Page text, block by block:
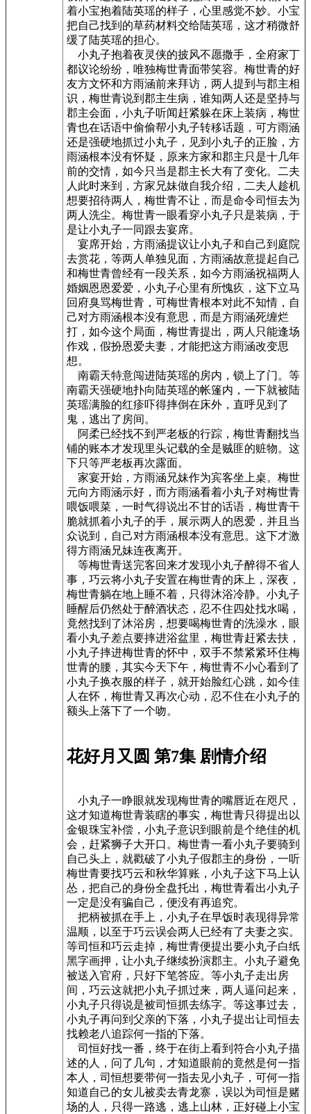
着小宝抱着陆英瑶的样子，心里感觉不妙。小宝
把自己找到的草药材料交给陆英瑶，这才稍微舒
缓了陆英瑶的担心。
小丸子抱着夜灵侠的披风不愿撒手，全府家丁
都议论纷纷，唯独梅世青面带笑容。梅世青的好
友方文怀和方雨涵前来拜访，两人提到与郡主相
识，梅世青说到郡主生病，谁知两人还是坚持与
郡主会面，小丸子听闻赶紧躲在床上装病，梅世
青也在话语中偷偷帮小丸子转移话题，可方雨涵
还是强硬地抓过小丸子，见到小丸子的正脸，方
雨涵根本没有怀疑，原来方家和郡主只是十几年
前的交情，如今只当是郡主长大有了变化。二夫
人此时来到，方家兄妹做自我介绍，二夫人趁机
想要招待两人，梅世青不让，而是命令司恒去为
两人洗尘。梅世青一眼看穿小丸子只是装病，于
是让小丸子一同跟去宴席。
宴席开始，方雨涵提议让小丸子和自己到庭院
去赏花，等两人单独见面，方雨涵故意提起自己
和梅世青曾经有一段关系，如今方雨涵祝福两人
婚姻恩恩爱爱，小丸子心里有所愧疚，这下立马
回府臭骂梅世青，可梅世青根本对此不知情，自
己对方雨涵根本没有意思，而是方雨涵死缠烂
打，如今这个局面，梅世青提出，两人只能逢场
作戏，假扮恩爱夫妻，才能把这方雨涵改变思
想。
南霸天特意闯进陆英瑶的房内，锁上了门。等
南霸天强硬地扑向陆英瑶的帐篷内，一下就被陆
英瑶满脸的红疹吓得摔倒在床外，直呼见到了
鬼，逃出了房间。
阿柔已经找不到严老板的行踪，梅世青翻找当
铺的账本才发现里头记载的全是贼匪的赃物。这
下只等严老板再次露面。
家宴开始，方雨涵兄妹作为宾客坐上桌。梅世
元向方雨涵示好，而方雨涵看着小丸子对梅世青
喂饭喂菜，一时气得说出不甘的话语，梅世青干
脆就抓着小丸子的手，展示两人的恩爱，并且当
众说到，自己对方雨涵根本没有意思。这下才激
得方雨涵兄妹连夜离开。
等梅世青送完客回来才发现小丸子醉得不省人
事，巧云将小丸子安置在梅世青的床上，深夜，
梅世青躺在地上睡不着，只得沐浴冷静。小丸子
睡醒后仍然处于醉酒状态，忍不住四处找水喝，
竟然找到了沐浴房，想要喝梅世青的洗澡水，眼
看小丸子差点要摔进浴盆里，梅世青赶紧去扶，
小丸子摔进梅世青的怀中，双手不禁紧紧环住梅
世青的腰，其实今天下午，梅世青不小心看到了
小丸子换衣服的样子，就开始脸红心跳，如今佳
人在怀，梅世青又再次心动，忍不住在小丸子的
额头上落下了一个吻。
花好月又圆 第7集 剧情介绍
小丸子一睁眼就发现梅世青的嘴唇近在咫尺，
这才知道梅世青装瞎的事实，梅世青只得提出以
金银珠宝补偿，小丸子意识到眼前是个绝佳的机
会，赶紧狮子大开口。梅世青一看小丸子要骑到
自己头上，就戳破了小丸子假郡主的身份，一听
梅世青要找巧云和秋华算账，小丸子这下马上认
怂，把自己的身份全盘托出，梅世青看出小丸子
一定是没有骗自己，便没有再追究。
把柄被抓在手上，小丸子在早饭时表现得异常
温顺，以至于巧云误会两人已经有了夫妻之实。
等司恒和巧云走掉，梅世青便提出要小丸子白纸
黑字画押，让小丸子继续扮演郡主。小丸子避免
被送入官府，只好下笔答应。等小丸子走出房
间，巧云这就把小丸子抓过来，两人逼问起来，
小丸子只得说是被司恒抓去练字。等这事过去，
小丸子再问到父亲的下落，小丸子提出让司恒去
找赖老八追踪何一指的下落。
司恒好找一番，终于在街上看到符合小丸子描
述的人，问了几句，才知道眼前的竟然是何一指
本人，司恒想要带何一指去见小丸子，可何一指
知道自己的女儿被卖去青龙寨，误以为司恒是赌
场的人，只得一路逃，逃上山林，正好碰上小宝